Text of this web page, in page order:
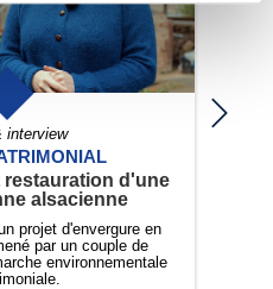
interview
restauration d'une
alsacienne
projet d'envergure en
par un couple de
environnementale